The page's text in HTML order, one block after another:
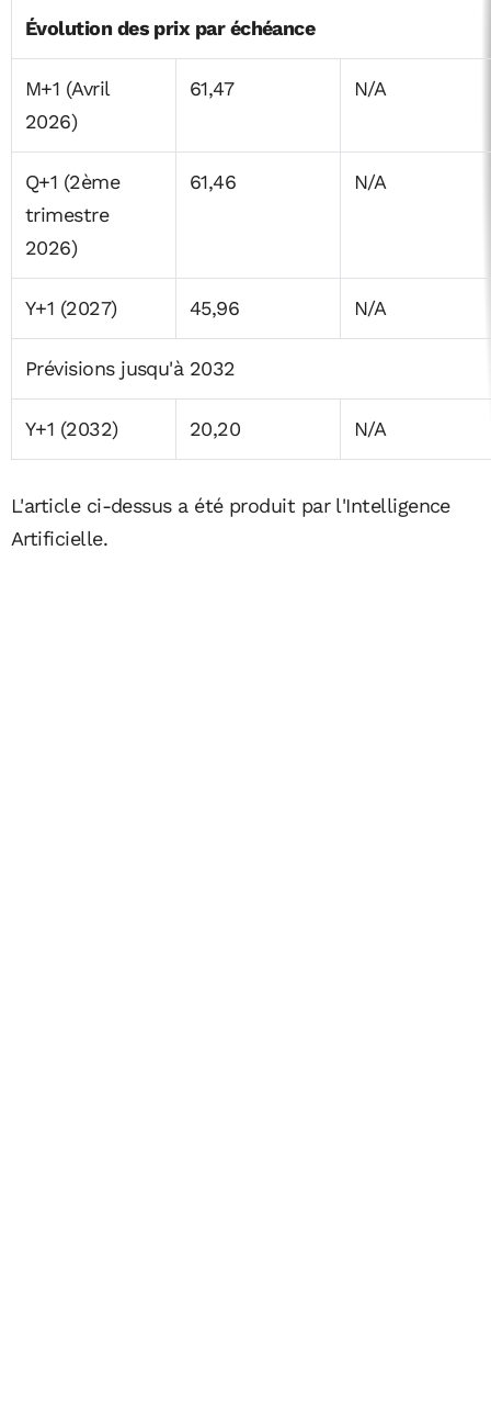
Évolution des prix par échéance
M+1 (Avril
2026)
61,47 N/A
Q+1 (2ème
trimestre
2026)
61,46 N/A
Y+1 (2027) 45,96 N/A
Prévisions jusqu'à 2032
Y+1 (2032) 20,20 N/A
L'article ci-dessus a été produit par l'Intelligence
Artificielle.